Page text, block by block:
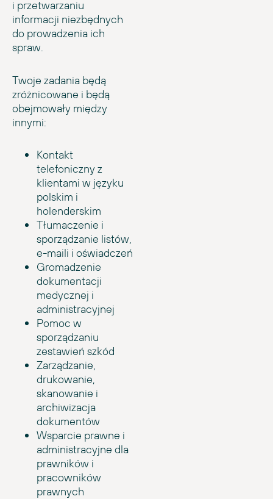
i przetwarzaniu
informacji niezbędnych
do prowadzenia ich
spraw.
Twoje zadania będą
zróżnicowane i będą
obejmowały między
innymi:
Kontakt
telefoniczny z
klientami w języku
polskim i
holenderskim
Tłumaczenie i
sporządzanie listów,
e-maili i oświadczeń
Gromadzenie
dokumentacji
medycznej i
administracyjnej
Pomoc w
sporządzaniu
zestawień szkód
Zarządzanie,
drukowanie,
skanowanie i
archiwizacja
dokumentów
Wsparcie prawne i
administracyjne dla
prawników i
pracowników
prawnych